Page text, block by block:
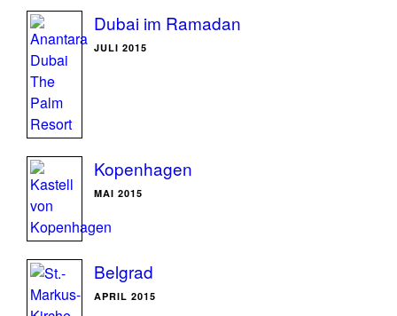
Dubai im Ramadan
JULI 2015
Kopenhagen
MAI 2015
Belgrad
APRIL 2015